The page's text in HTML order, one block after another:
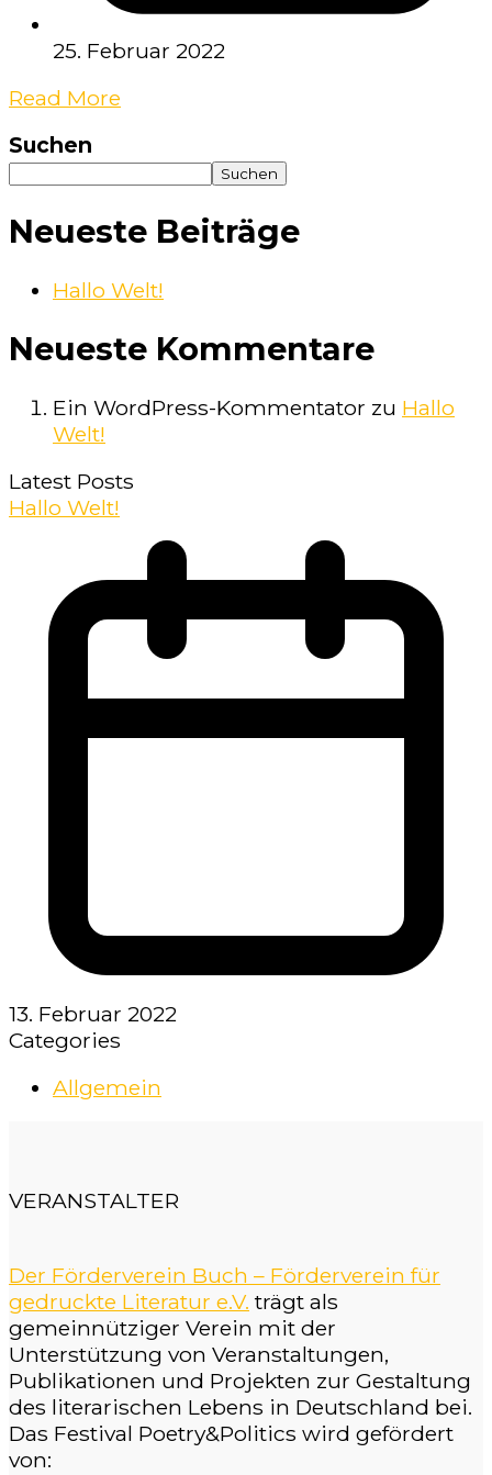
25. Februar 2022
Read More
Suchen
Suchen
Neueste Beiträge
Hallo Welt!
Neueste Kommentare
Ein WordPress-Kommentator zu Hallo
Welt!
Latest Posts
Hallo Welt!
13. Februar 2022
Categories
Allgemein
VERANSTALTER
Der Förderverein Buch – Förderverein für
gedruckte Literatur e.V. trägt als
gemeinnütziger Verein mit der
Unterstützung von Veranstaltungen,
Publikationen und Projekten zur Gestaltung
des literarischen Lebens in Deutschland bei.
Das Festival Poetry&Politics wird gefördert
von: